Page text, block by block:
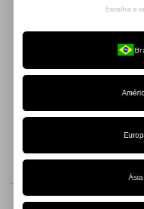
DESCRIÇÃO MAIS
nome “Romário”, em
uma dos maiores jogadores da
Confeccionado em malha
Escolha o
Ásia